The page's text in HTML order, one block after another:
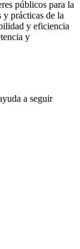
públicos para la
prácticas de la
y eficiencia
y
a seguir